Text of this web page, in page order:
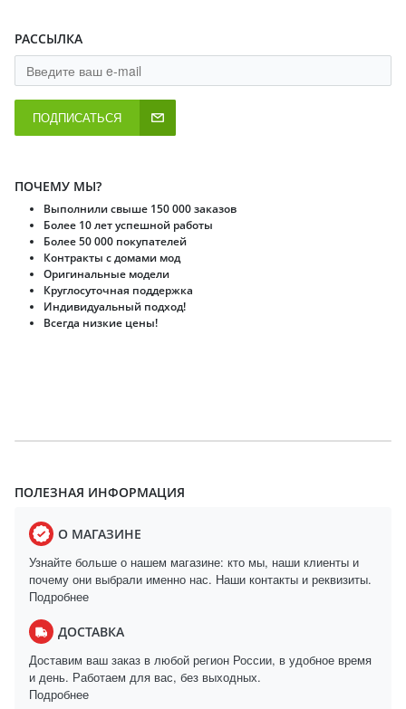
РАССЫЛКА
ПОДПИСАТЬСЯ
ПОЧЕМУ МЫ?
Выполнили свыше 150 000 заказов
Более 10 лет успешной работы
Более 50 000 покупателей
Контракты с домами мод
Оригинальные модели
Круглосуточная поддержка
Индивидуальный подход!
Всегда низкие цены!
ПОЛЕЗНАЯ ИНФОРМАЦИЯ
О МАГАЗИНЕ
Узнайте больше о нашем магазине: кто мы, наши клиенты и
почему они выбрали именно нас. Наши контакты и реквизиты.
Подробнее
ДОСТАВКА
Доставим ваш заказ в любой регион России, в удобное время
и день. Работаем для вас, без выходных.
Подробнее